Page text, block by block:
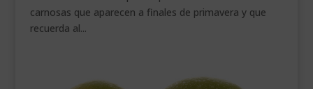
carnosas que aparecen a finales de primavera y que
recuerda al...